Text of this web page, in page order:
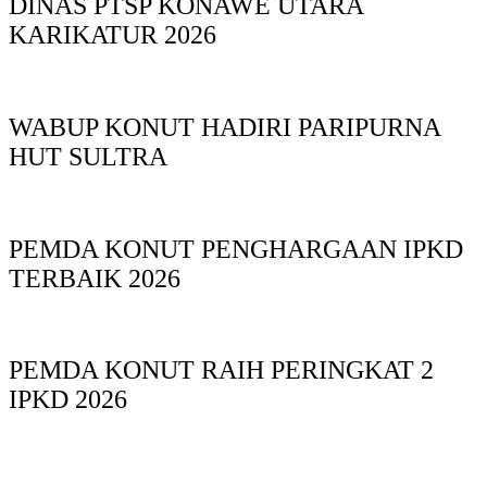
KARIKATUR 2026
WABUP KONUT HADIRI PARIPURNA
HUT SULTRA
PEMDA KONUT PENGHARGAAN IPKD
TERBAIK 2026
PEMDA KONUT RAIH PERINGKAT 2
IPKD 2026